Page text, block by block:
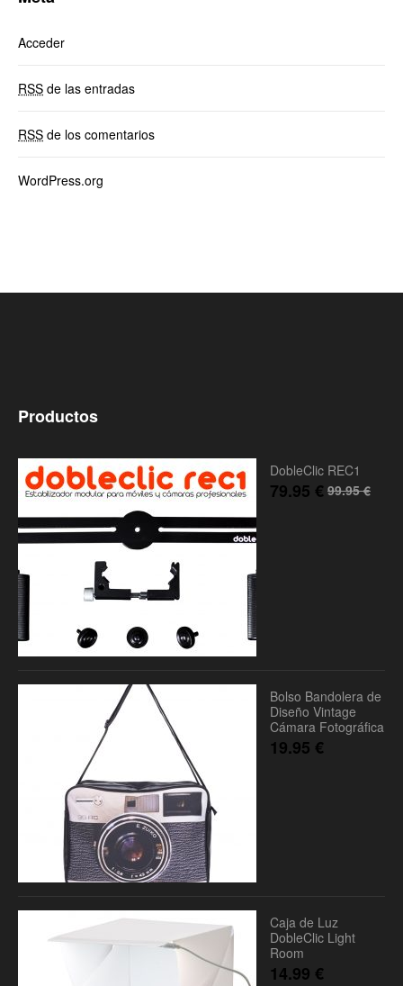
Acceder
RSS de las entradas
RSS de los comentarios
WordPress.org
Productos
DobleClic REC1
99.95€
79.95 €
Bolso Bandolera de
Diseño Vintage
Cámara Fotográfica
19.95 €
Caja de Luz
DobleClic Light
Room
14.99 €